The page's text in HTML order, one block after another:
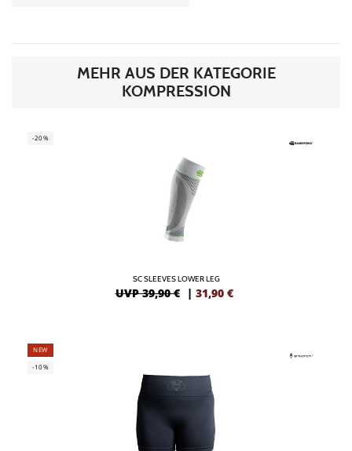
MEHR AUS DER KATEGORIE
KOMPRESSION
-20%
SC SLEEVES LOWER LEG
UVP 39,90 € | 31,90 €
NEW
-10%